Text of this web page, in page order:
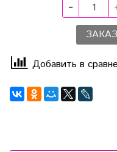
Добавить в